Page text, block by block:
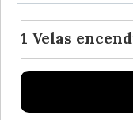
1 Velas